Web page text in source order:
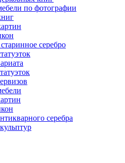
по фотографии
серебро
серебра